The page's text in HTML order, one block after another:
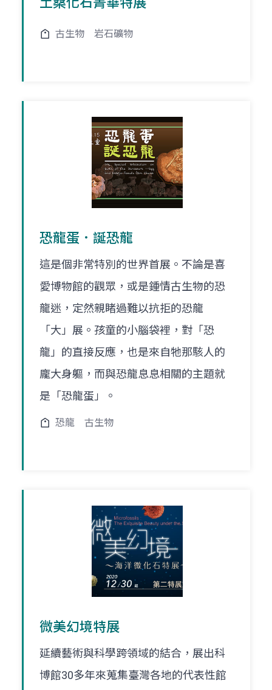
古生物 岩石礦物
恐龍蛋．誕恐龍
這是個非常特別的世界首展。不論是喜
愛博物館的觀眾，或是鍾情古生物的恐
龍迷，定然親睹過難以抗拒的恐龍
「大」展。孩童的小腦袋裡，對「恐
龍」的直接反應，也是來自牠那駭人的
龐大身軀，而與恐龍息息相關的主題就
是「恐龍蛋」。
恐龍 古生物
微美幻境特展
延續藝術與科學跨領域的結合，展出科
博館30多年來蒐集臺灣各地的代表性館